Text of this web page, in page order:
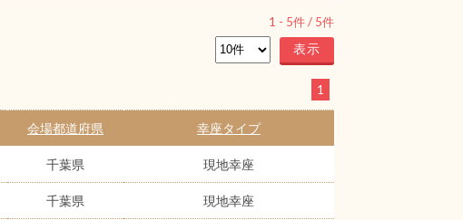
1 - 5件 / 5件
1
会場都道府県 幸座タイプ
千葉県 現地幸座
千葉県 現地幸座